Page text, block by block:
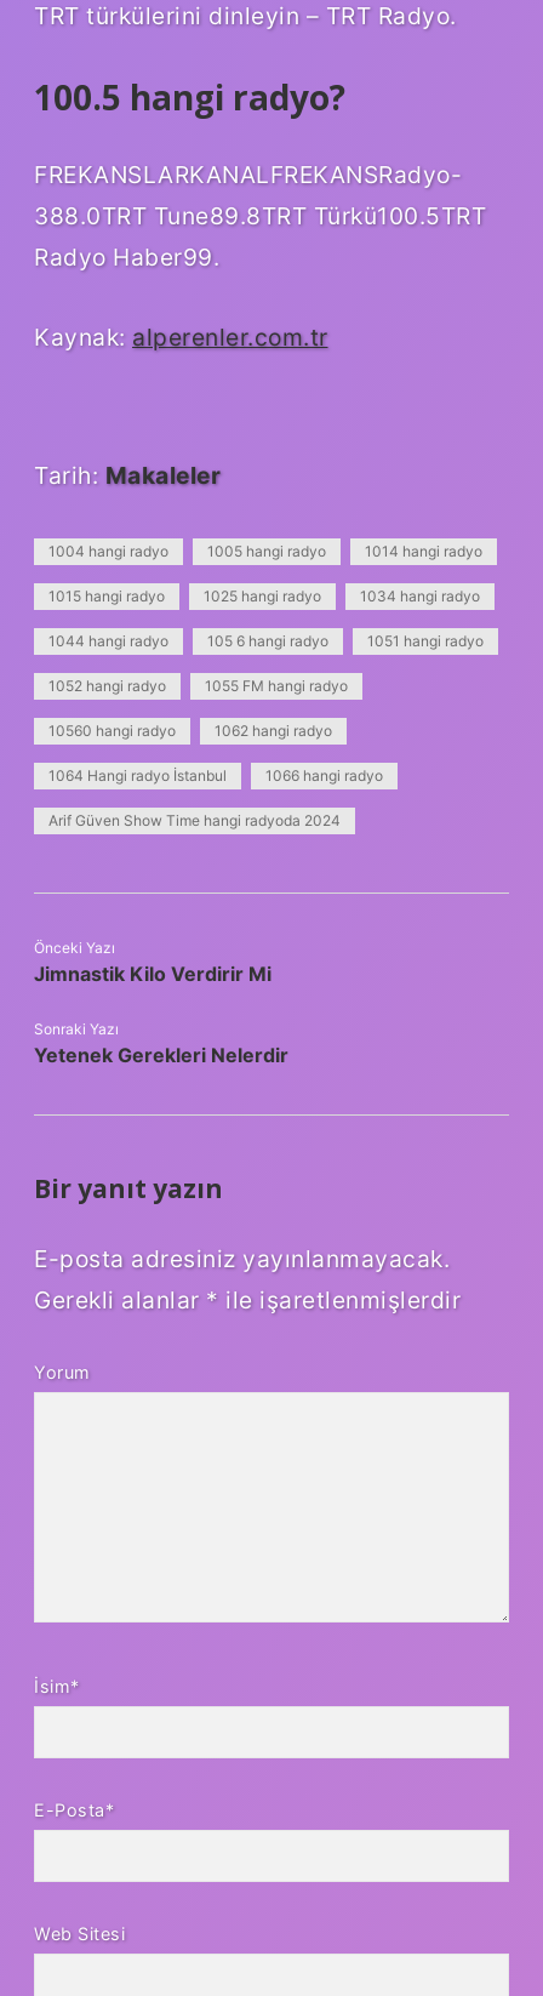
TRT türkülerini dinleyin – TRT Radyo.
100.5 hangi radyo?
FREKANSLARKANALFREKANSRadyo-
388.0TRT Tune89.8TRT Türkü100.5TRT
Radyo Haber99.
Kaynak: alperenler.com.tr
Tarih: Makaleler
1004 hangi radyo 1005 hangi radyo 1014 hangi radyo
1015 hangi radyo 1025 hangi radyo 1034 hangi radyo
1044 hangi radyo 105 6 hangi radyo 1051 hangi radyo
1052 hangi radyo 1055 FM hangi radyo
10560 hangi radyo 1062 hangi radyo
1064 Hangi radyo İstanbul 1066 hangi radyo
Arif Güven Show Time hangi radyoda 2024
Önceki Yazı
Jimnastik Kilo Verdirir Mi
Sonraki Yazı
Yetenek Gerekleri Nelerdir
Bir yanıt yazın
E-posta adresiniz yayınlanmayacak.
Gerekli alanlar * ile işaretlenmişlerdir
Yorum
İsim*
E-Posta*
Web Sitesi